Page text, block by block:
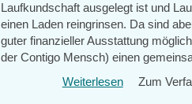
Laufkundschaft ausgelegt ist und
einen Laden reingrinsen. Da sind
guter finanzieller Ausstattung
der Contigo Mensch) einen
WeiterlesenüberZum